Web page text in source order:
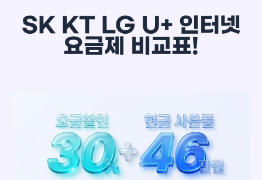
SK KT LG U+ 인터넷
요금제 비교표!